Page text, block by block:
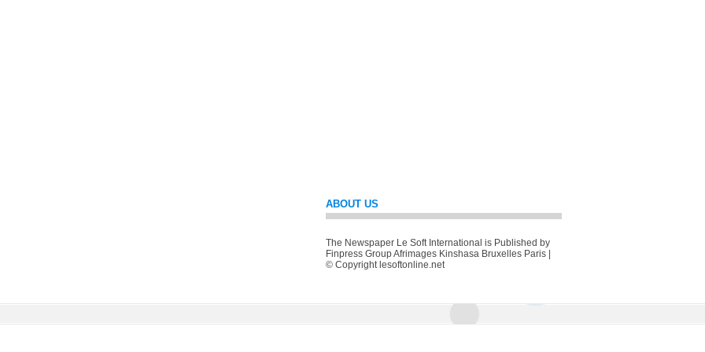
ABOUT US
The Newspaper Le Soft International is Published by
Finpress Group Afrimages Kinshasa Bruxelles Paris |
© Copyright lesoftonline.net